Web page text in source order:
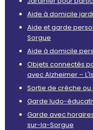
Aide à domicile
Aide et garde
Sorgue
Aide à domicile
Objets connectés
avec Alzheimer –
Sortie de crèche
Garde ludo-
Garde avec
sur-la-Sorgue